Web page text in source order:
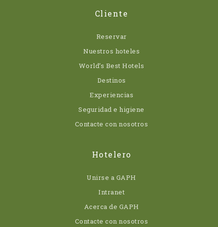
Cliente
Reservar
Nuestros hoteles
World’s Best Hotels
Destinos
Experiencias
Seguridad e higiene
Contacte con nosotros
Hotelero
Unirse a GAPH
Intranet
Acerca de GAPH
Contacte con nosotros